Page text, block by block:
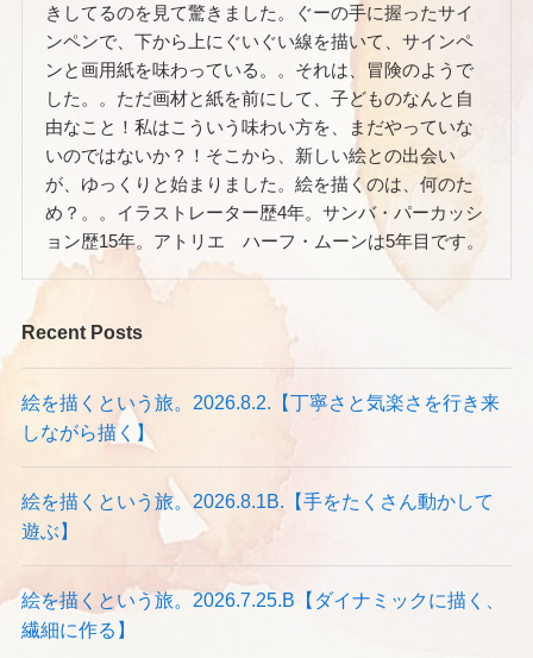
きしてるのを見て驚きました。ぐーの手に握ったサイ
ンペンで、下から上にぐいぐい線を描いて、サインペ
ンと画用紙を味わっている。。それは、冒険のようで
した。。ただ画材と紙を前にして、子どものなんと自
由なこと！私はこういう味わい方を、まだやっていな
いのではないか？！そこから、新しい絵との出会い
が、ゆっくりと始まりました。絵を描くのは、何のた
め？。。イラストレーター歴4年。サンバ・パーカッシ
ョン歴15年。アトリエ ハーフ・ムーンは5年目です。
Recent Posts
絵を描くという旅。2026.8.2.【丁寧さと気楽さを行き来
しながら描く】
絵を描くという旅。2026.8.1B.【手をたくさん動かして
遊ぶ】
絵を描くという旅。2026.7.25.B【ダイナミックに描く、
繊細に作る】